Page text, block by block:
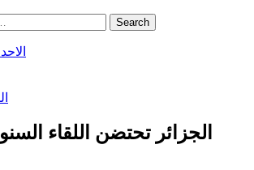
الجزائر تحتضن اللقاء